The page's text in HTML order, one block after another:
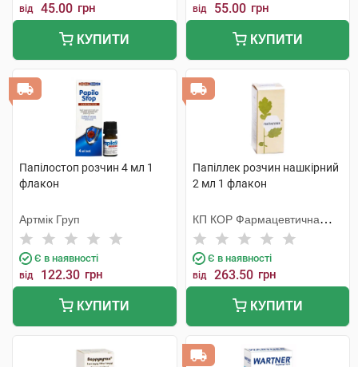
від 45.00 грн
КУПИТИ
від 55.00 грн
КУПИТИ
Папілостоп розчин 4 мл 1
флакон
Артмік Груп
Є в наявності
від 122.30 грн
КУПИТИ
Папіллек розчин нашкірний
2 мл 1 флакон
КП КОР Фармацевтична
фабрика
Є в наявності
від 263.50 грн
КУПИТИ